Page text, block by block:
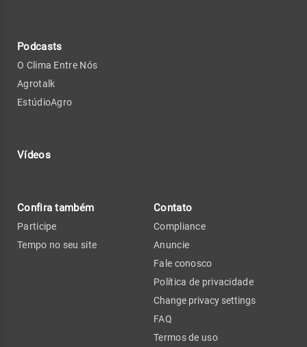
Podcasts
O Clima Entre Nós
Agrotalk
EstúdioAgro
Vídeos
Confira também
Participe
Tempo no seu site
Contato
Compliance
Anuncie
Fale conosco
Política de privacidade
Change privacy settings
FAQ
Termos de uso